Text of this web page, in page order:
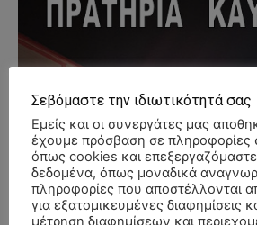
Σεβόμαστε την ιδιωτικότητά σας
Εμείς και οι συνεργάτες μας
έχουμε πρόσβαση σε πληροφορίες
όπως cookies και
δεδομένα, όπως μοναδικά
πληροφορίες που αποστέλλονται
για εξατομικευμένες διαφημίσεις
μέτρηση διαφημίσεων και